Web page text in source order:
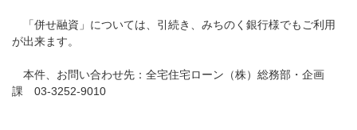
「併せ融資」については、引続き、みちのく銀行様でもご利用
が出来ます。
本件、お問い合わせ先：全宅住宅ローン（株）総務部・企画
課 03-3252-9010